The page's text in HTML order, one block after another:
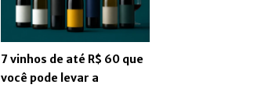
7 vinhos de até R$ 60 que
você pode levar a